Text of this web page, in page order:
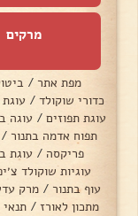
מרקים
מפת אתר /
כדורי שוקולד /
עוגת תפוזים / עוגה
תפוח אדמה בתנור /
פריקסה / עוגת
עוגיות שוקולד
עוף בתנור / מרק
מתכון לאורז /